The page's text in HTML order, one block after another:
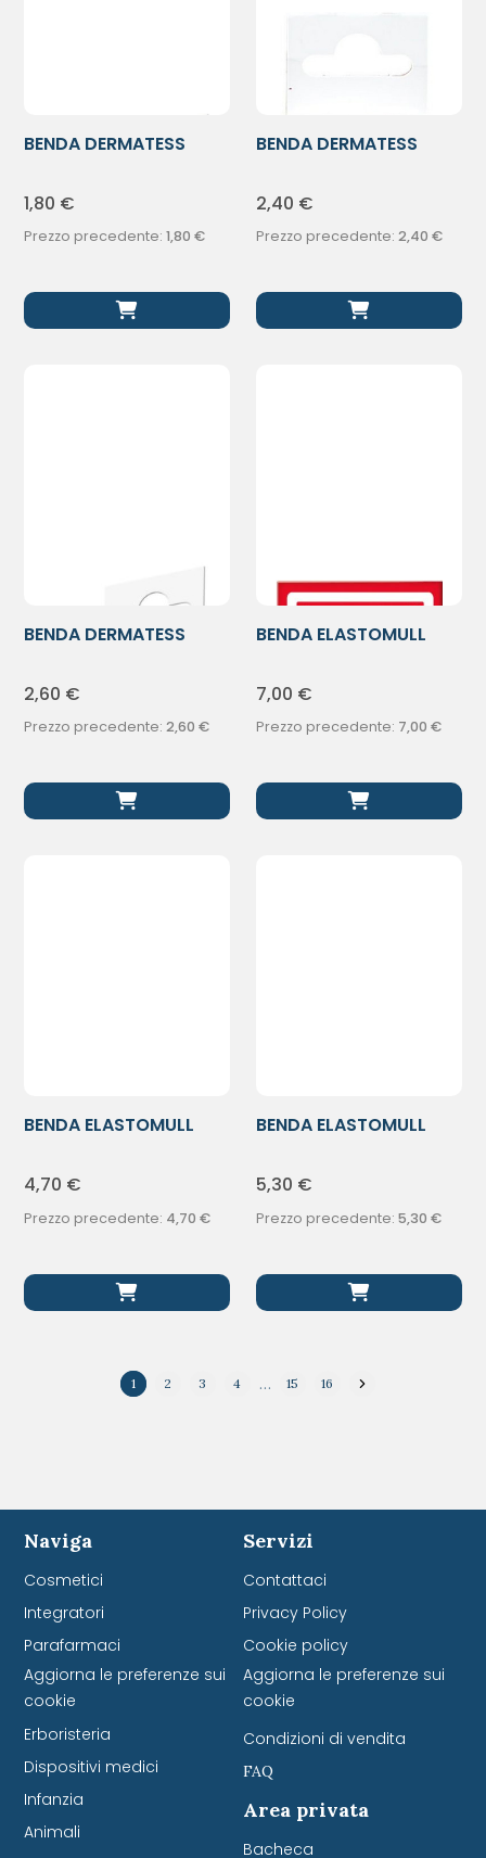
BENDA DERMATESS
1,80 €
Prezzo precedente:1,80 €
BENDA DERMATESS
2,40 €
Prezzo precedente: 2,40 €
BENDA DERMATESS
2,60 €
Prezzo precedente:2,60 €
BENDA ELASTOMULL
7,00 €
Prezzo precedente: 7,00 €
BENDA ELASTOMULL
4,70 €
Prezzo precedente: 4,70 €
BENDA ELASTOMULL
5,30 €
Prezzo precedente: 5,30 €
1 2 3 4 … 15 16
Naviga
Cosmetici
Integratori
Parafarmaci
Aggiorna le preferenze sui
cookie
Erboristeria
Dispositivi medici
Infanzia
Animali
Servizi
Contattaci
Privacy Policy
Cookie policy
Aggiorna le preferenze sui
cookie
Condizioni di vendita
FAQ
Area privata
Bacheca